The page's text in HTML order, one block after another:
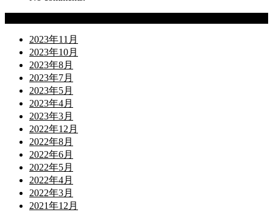
2023年11月
2023年10月
2023年8月
2023年7月
2023年5月
2023年4月
2023年3月
2022年12月
2022年8月
2022年6月
2022年5月
2022年4月
2022年3月
2021年12月